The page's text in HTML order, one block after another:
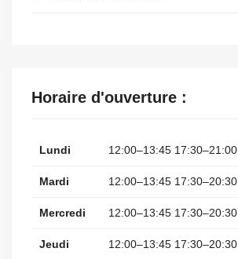
Horaire d'ouverture :
Lundi 12:00–13:45 17:30–21:00
Mardi 12:00–13:45 17:30–20:30
Mercredi 12:00–13:45 17:30–20:30
Jeudi 12:00–13:45 17:30–20:30